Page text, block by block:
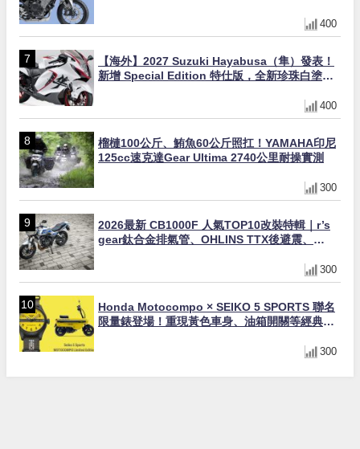
400
【海外】2027 Suzuki Hayabusa（隼）發表！
新增 Special Edition 特仕版，全新珍珠白塗裝
400
榴槤100公斤、鮪魚60公斤照扛！YAMAHA印尼
125cc速克達Gear Ultima 2740公里耐操實測
300
2026最新 CB1000F 人氣TOP10改裝特輯｜r’s
gear鈦合金排氣管、OHLINS TTX後避震、
300
Honda Motocompo × SEIKO 5 SPORTS 聯名
限量錶登場！重現黃色車身、油箱開關等經典設
300